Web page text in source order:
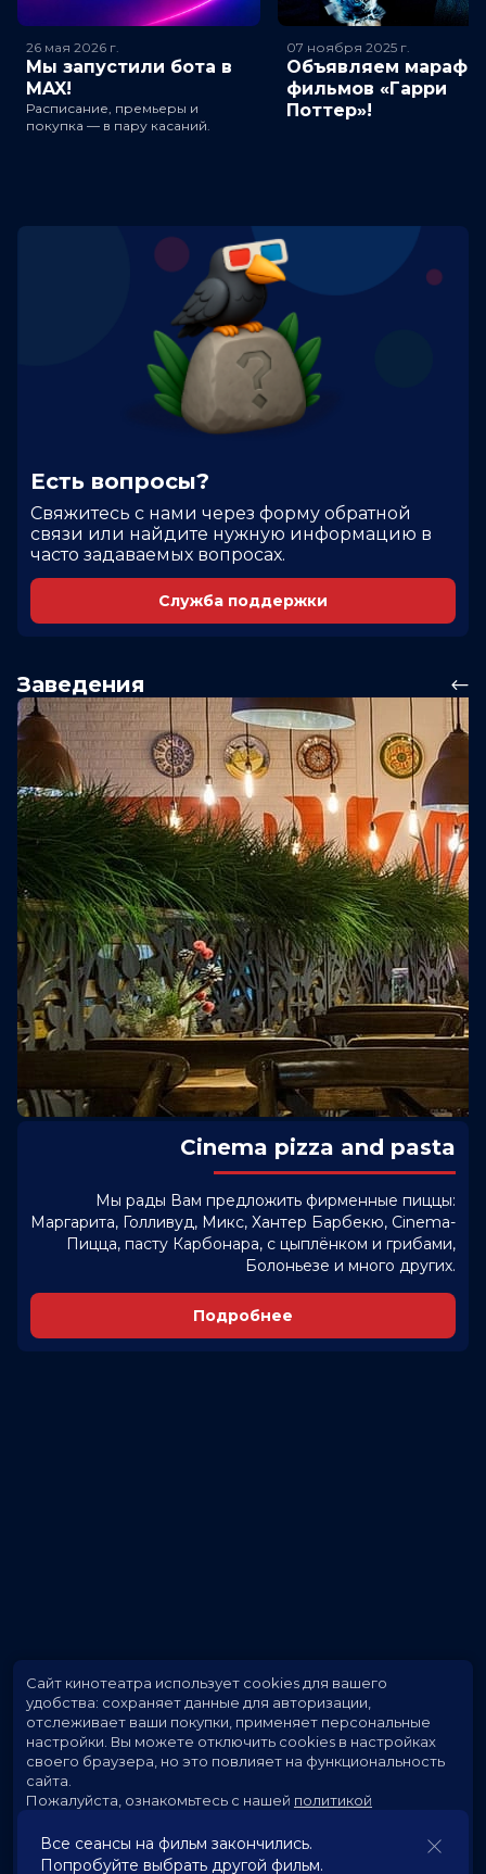
26 мая 2026 г.
Мы запустили бота в
MAX!
Расписание, премьеры и
покупка — в пару касаний.
07 ноября 2025 г.
Объявляем
фильмов «Гарри
Поттер»!
Есть вопросы?
Cвяжитесь с нами через форму обратной
связи или найдите нужную информацию в
часто задаваемых вопросах.
Служба поддержки
Заведения
Cinema pizza and pasta
Мы рады Вам предложить фирменные пиццы:
Маргарита, Голливуд, Микс, Хантер Барбекю, Cinema-
Пицца, пасту Карбонара, с цыплёнком и грибами,
Болоньезе и много других.
Подробнее
Все сеансы на фильм закончились.
Попробуйте выбрать другой фильм.
Сайт кинотеатра использует cookies для вашего
удобства: сохраняет данные для авторизации,
отслеживает ваши покупки, применяет персональные
настройки. Вы можете отключить cookies в настройках
своего браузера, но это повлияет на функциональность
сайта.
Пожалуйста, ознакомьтесь с нашей политикой
Принять